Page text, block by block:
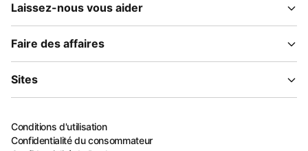
Laissez-nous vous aider
Faire des affaires
Sites
Conditions d'utilisation
Confidentialité du consommateur